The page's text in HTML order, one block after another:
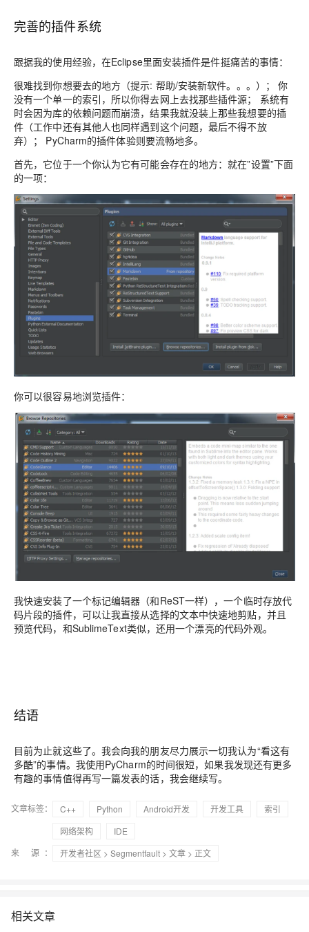
完善的插件系统
跟据我的使用经验，在Eclipse里面安装插件是件挺痛苦的事情：
很难找到你想要去的地方（提示: 帮助/安装新软件。。。）； 你
没有一个单一的索引，所以你得去网上去找那些插件源； 系统有
时会因为库的依赖问题而崩溃，结果我就没装上那些我想要的插
件（工作中还有其他人也同样遇到这个问题，最后不得不放
弃）； PyCharm的插件体验则要流畅地多。
首先，它位于一个你认为它有可能会存在的地方：就在”设置”下面
的一项：
你可以很容易地浏览插件：
我快速安装了一个标记编辑器（和ReST一样），一个临时存放代
码片段的插件，可以让我直接从选择的文本中快速地剪贴，并且
预览代码，和SublimeText类似，还用一个漂亮的代码外观。
结语
目前为止就这些了。我会向我的朋友尽力展示一切我认为“看这有
多酷”的事情。我使用PyCharm的时间很短，如果我发现还有更多
有趣的事情值得再写一篇发表的话，我会继续写。
文章标签： C++ Python Android开发 开发工具
索引
网络架构
IDE
来 源：
开发者社区 > Segmentfault > 文章 > 正文
相关文章